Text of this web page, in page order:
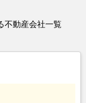
不動産会社一覧